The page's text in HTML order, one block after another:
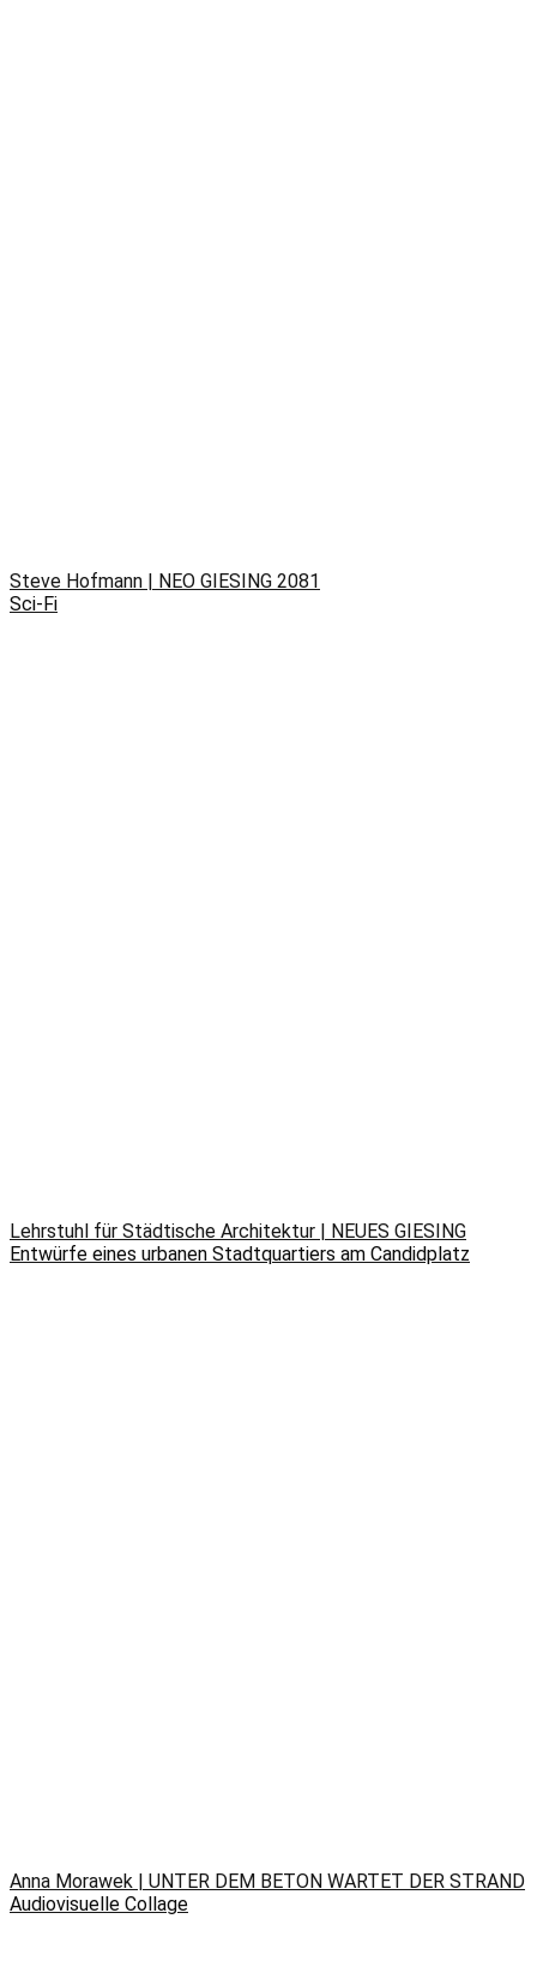
Steve Hofmann | NEO GIESING 2081
Sci-Fi
Lehrstuhl für Städtische Architektur | NEUES GIESING
Entwürfe eines urbanen Stadtquartiers am Candidplatz
Anna Morawek | UNTER DEM BETON WARTET DER STRAND
Audiovisuelle Collage